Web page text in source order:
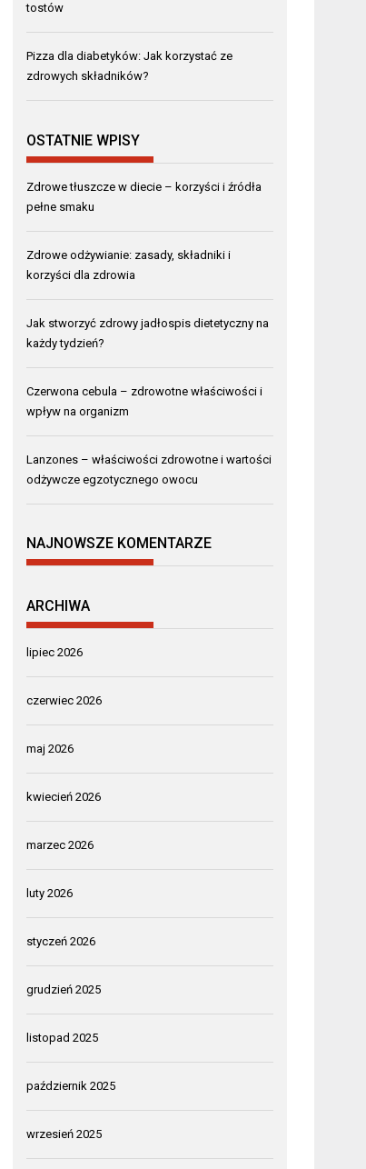
tostów
Pizza dla diabetyków: Jak korzystać ze
zdrowych składników?
OSTATNIE WPISY
Zdrowe tłuszcze w diecie – korzyści i źródła
pełne smaku
Zdrowe odżywianie: zasady, składniki i
korzyści dla zdrowia
Jak stworzyć zdrowy jadłospis dietetyczny na
każdy tydzień?
Czerwona cebula – zdrowotne właściwości i
wpływ na organizm
Lanzones – właściwości zdrowotne i wartości
odżywcze egzotycznego owocu
NAJNOWSZE KOMENTARZE
ARCHIWA
lipiec 2026
czerwiec 2026
maj 2026
kwiecień 2026
marzec 2026
luty 2026
styczeń 2026
grudzień 2025
listopad 2025
październik 2025
wrzesień 2025